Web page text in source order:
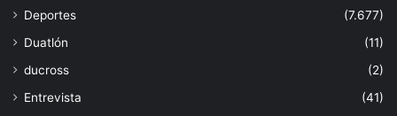
Deportes
(7.677)
Duatlón
(11)
ducross
(2)
Entrevista
(41)